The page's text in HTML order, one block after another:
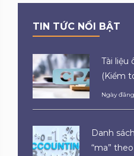
TIN TỨC NỔI BẬT
Tài liệu
(Kiểm
Ngày
Danh
“ma”